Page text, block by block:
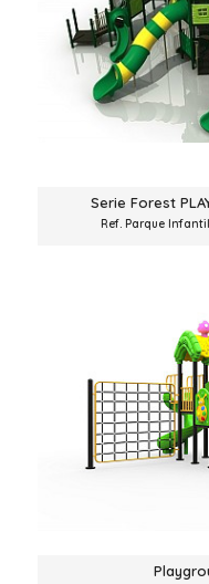
Serie Forest
Ref. Parque Infantil